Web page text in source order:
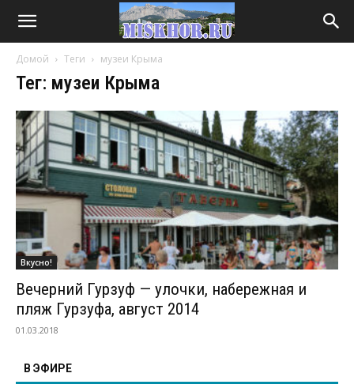
Домой Теги музеи Крыма
Тег: музеи Крыма
Вкусно!
Вечерний Гурзуф — улочки, набережная и
пляж Гурзуфа, август 2014
01.03.2018
В ЭФИРЕ